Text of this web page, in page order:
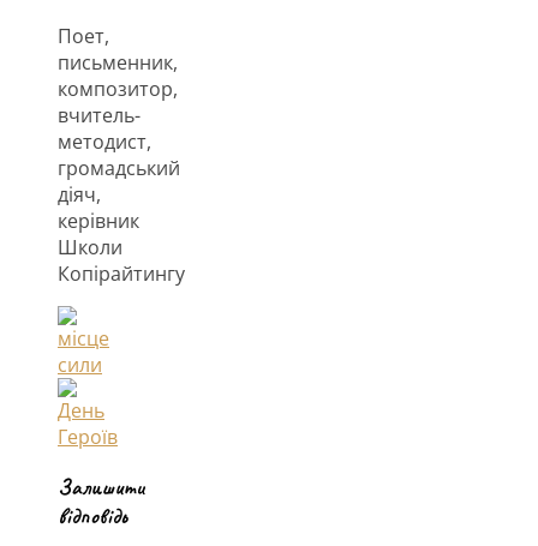
Поет,
письменник,
композитор,
вчитель-
методист,
громадський
діяч,
керівник
Школи
Копірайтингу
Залишити
відповідь